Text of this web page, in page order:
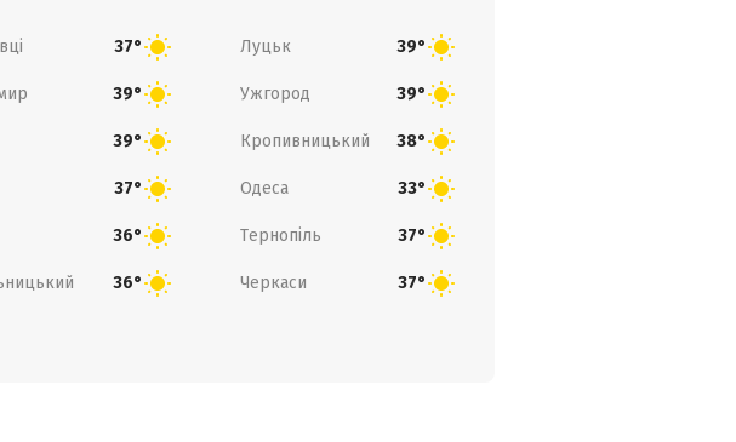
37° Луцьк 39°
39° Ужгород 39°
39° Кропивницький 38°
37° Одеса 33°
36° Тернопіль 37°
36° Черкаси 37°